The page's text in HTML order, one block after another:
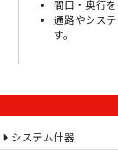
間口・奥行を
通路やシス
す。
システム什器